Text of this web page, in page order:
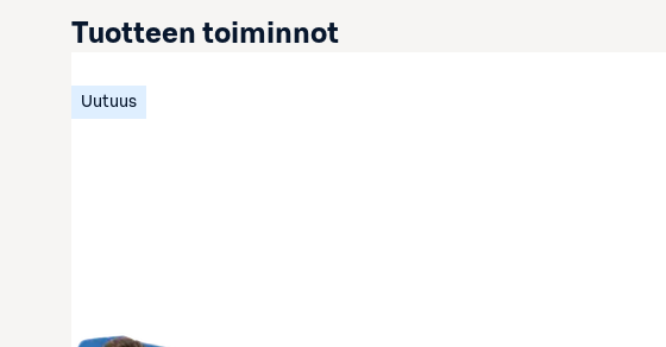
Uutuus
Tuotteen toiminnot